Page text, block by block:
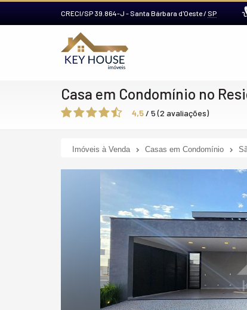
CRECI/SP 39.864-J - Santa Bárbara d'Oeste / SP
Casa em Condomínio no
4,5 / 5(2 avaliações)
Imóveis à Venda Casas em Condomínio